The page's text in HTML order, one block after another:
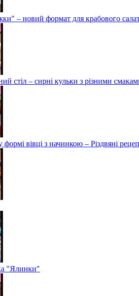
– новий формат для крабового
стіл – сирні кульки з різними
формі вівці з начинкою – Різдвяні
"Ялинки"